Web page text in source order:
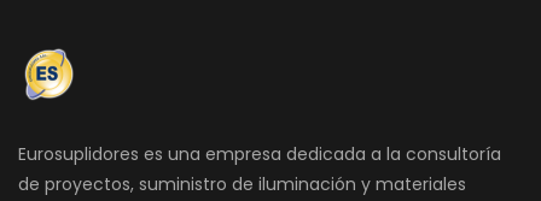
Eurosuplidores es una empresa dedicada a la consultoría
de proyectos, suministro de iluminación y materiales